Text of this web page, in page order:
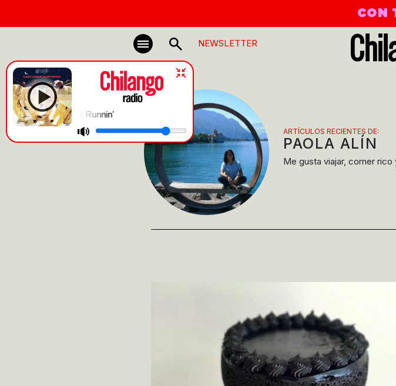
CON
NEWSLETTER
The Pharcyde | Runnin'
ARTÍCULOS RECIENTES DE:
PAOLA ALÍN
Me gusta viajar, comer rico